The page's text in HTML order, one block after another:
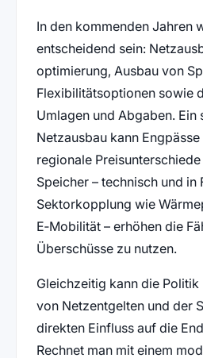
In den kommenden Jahren
entscheidend sein:
optimierung, Ausbau von
Flexibilitätsoptionen sowie
Umlagen und Abgaben. Ein
Netzausbau kann
regionale
Speicher – technisch und in
Sektorkopplung wie
E‑Mobilität – erhöhen die
Überschüsse zu nutzen.
Gleichzeitig kann die
von Netzentgelten und der
direkten Einfluss auf die
Rechnet man mit einem